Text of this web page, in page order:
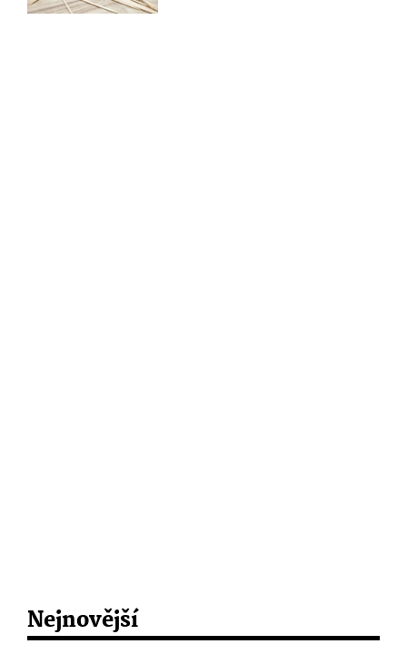
Nejnovější